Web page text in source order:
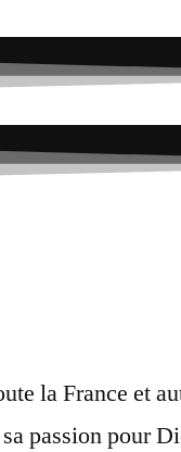
la France et
passion pour